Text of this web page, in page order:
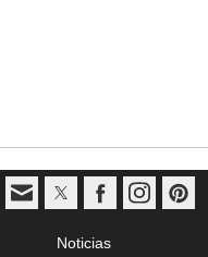
Noticias